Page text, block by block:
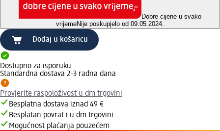
Dobre cijene u svako
vrijemeNije poskupjelo od 09.05.2024.
Dodaj u košaricu
Dostupno za isporuku
Standardna dostava 2-3 radna dana
Provjerite raspoloživost u dm trgovini
Besplatna dostava iznad 49 €
Besplatan povrat i u dm trgovini
Mogućnost plaćanja pouzećem